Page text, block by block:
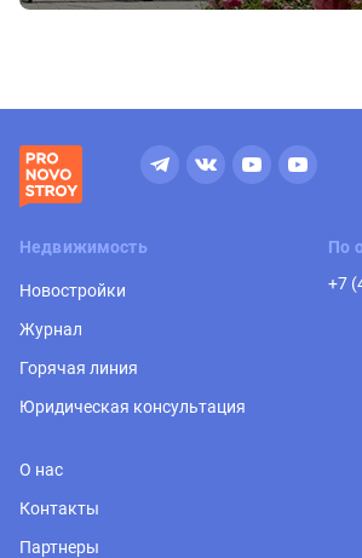
Недвижимость
Новостройки
Журнал
Горячая линия
Юридическая консультация
По
+7
О нас
Контакты
Партнеры